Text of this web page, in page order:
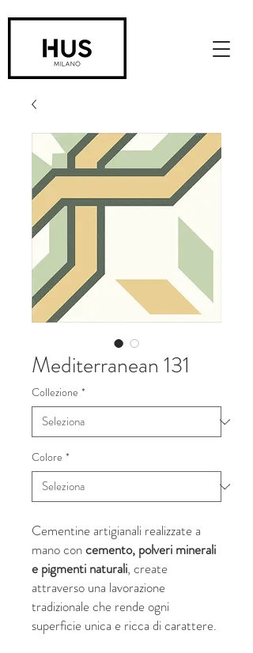
Mediterranean 131
Collezione *
Colore *
Cementine artigianali realizzate a
mano concemento, polveri minerali
e pigmenti naturali, create
attraverso una lavorazione
tradizionale che rende ogni
superficie unica e ricca di carattere.